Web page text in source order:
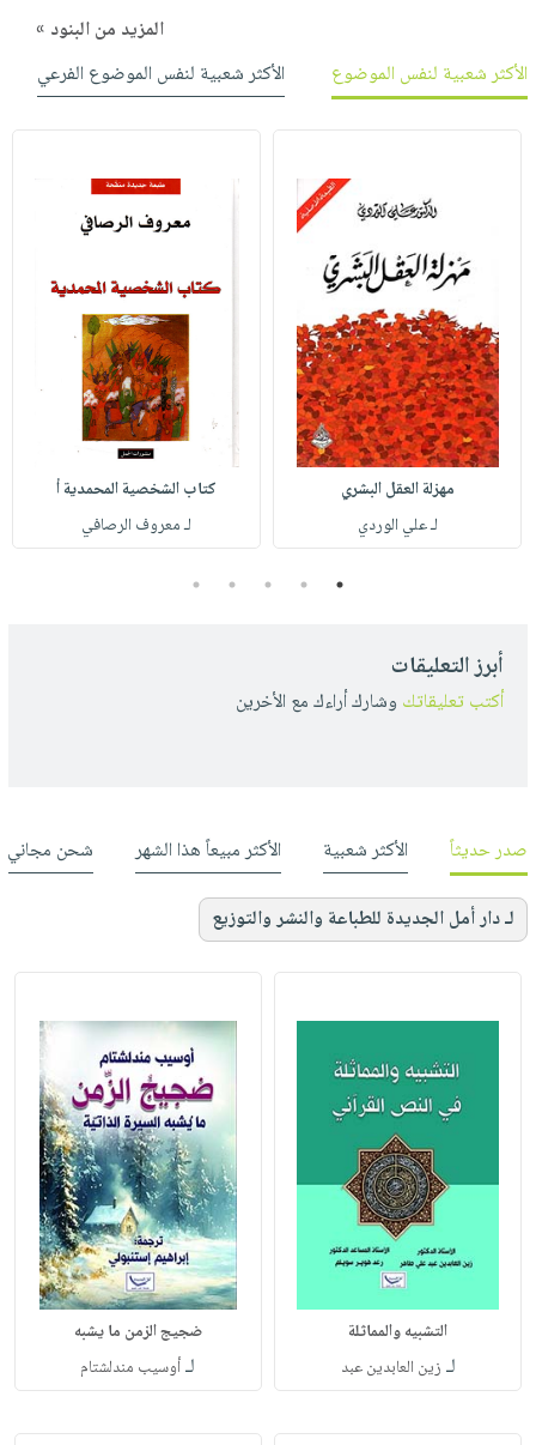
المزيد من البنود »
الأكثر شعبية لنفس الموضوع
الأكثر شعبية لنفس الموضوع الفرعي
مهزلة العقل البشري
لـ علي الوردي
كتاب الشخصية المحمدية أ
لـ معروف الرصافي
1
2
3
4
5
أبرز التعليقات
أكتب تعليقاتك وشارك أراءك مع الأخرين
صدر حديثاً الأكثر شعبية الأكثر مبيعاً هذا الشهر شحن مجاني
لـ دار أمل الجديدة للطباعة والنشر والتوزيع
التشبيه والمماثلة
لـ زين العابدين عبد
ضجيج الزمن ما يشبه
لـأوسيب مندلشتام